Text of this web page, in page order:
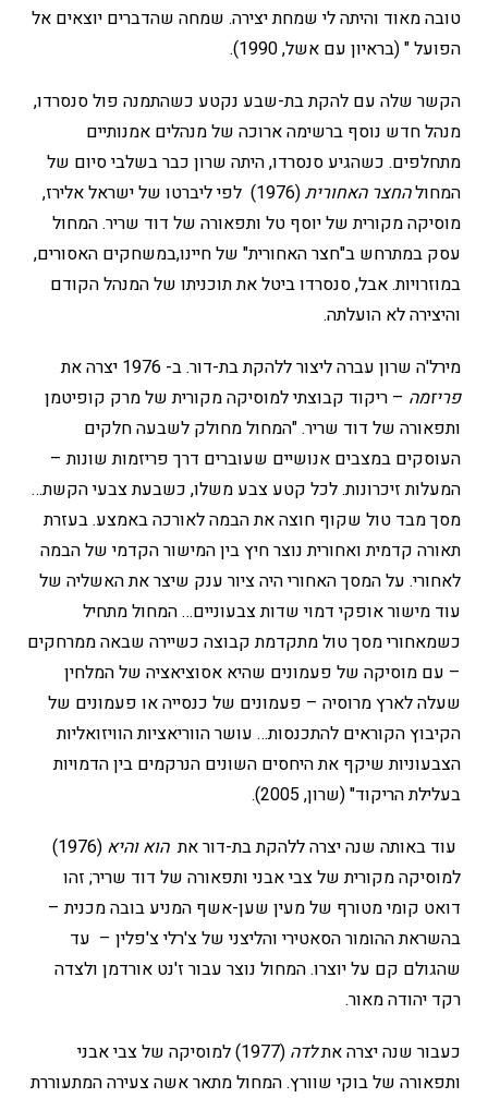
טובה מאוד והיתה לי שמחת יצירה. שמחה שהדברים יוצאים אל
הפועל " (בראיון עם אשל, 1990).
הקשר שלה עם להקת בת-שבע נקטע כשהתמנה פול סנסרדו,
מנהל חדש נוסף ברשימה ארוכה של מנהלים אמנותיים
מתחלפים. כשהגיע סנסרדו, היתה שרון כבר בשלבי סיום של
המחולהחצר האחורית
(1976) לפי ליברטו של ישראל אלירז,
מוסיקה מקורית של יוסף טל ותפאורה של דוד שריר. המחול
עסק במתרחש ב"חצר האחורית" של חיינו,במשחקים האסורים,
במוזרויות. אבל, סנסרדו ביטל את תוכניתו של המנהל הקודם
והיצירה לא הועלתה.
מירל'ה שרון עברה ליצור ללהקת בת-דור. ב- 1976 יצרה את
פריזמה – ריקוד קבוצתי למוסיקה מקורית של מרק קופיטמן
ותפאורה של דוד שריר. "המחול מחולק לשבעה חלקים
העוסקים במצבים אנושיים שעוברים דרך פריזמות שונות –
המעלות זיכרונות. לכל קטע צבע משלו, כשבעת צבעי הקשת…
מסך מבד טול שקוף חוצה את הבמה לאורכה באמצע. בעזרת
תאורה קדמית ואחורית נוצר חיץ בין המישור הקדמי של הבמה
לאחורי. על המסך האחורי היה ציור ענק שיצר את האשליה של
עוד מישור אופקי דמוי שדות צבעוניים… המחול מתחיל
כשמאחורי מסך טול מתקדמת קבוצה כשיירה שבאה ממרחקים
– עם מוסיקה של פעמונים שהיא אסוציאציה של המלחין
שעלה לארץ מרוסיה – פעמונים של כנסייה או פעמונים של
הקיבוץ הקוראים להתכנסות… עושר הווריאציות הוויזואליות
הצבעוניות שיקף את היחסים השונים הנרקמים בין הדמויות
בעלילת הריקוד" (שרון, 2005).
עוד באותה שנה יצרה ללהקת בת-דור אתהוא והיא
(1976)
למוסיקה מקורית של צבי אבני ותפאורה של דוד שריר; זהו
דואט קומי מטורף של מעין שען-אשף המניע בובה מכנית –
בהשראת ההומור הסאטירי והליצני של צ'רלי צ'פלין – עד
שהגולם קם על יוצרו. המחול נוצר עבור ז'נט אורדמן ולצדה
רקד יהודה מאור.
כעבור שנה יצרה אתלדה
(1977) למוסיקה של צבי אבני
ותפאורה של בוקי שוורץ. המחול מתאר אשה צעירה המתעוררת